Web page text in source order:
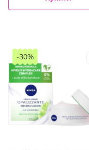
-30%